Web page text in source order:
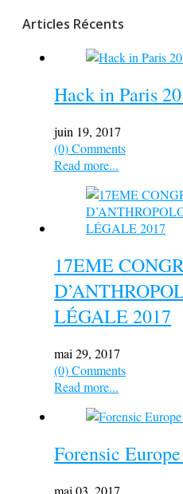
Articles Récents
Hack in Paris
juin 19, 2017
(0) Comments
Read more...
17EME
LÉGALE 2017
mai 29, 2017
(0) Comments
Read more...
Forensic
mai 03, 2017